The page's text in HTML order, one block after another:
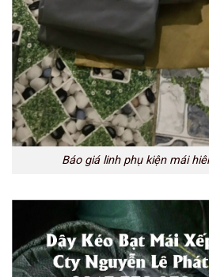
Báo giá linh phụ kiện mái